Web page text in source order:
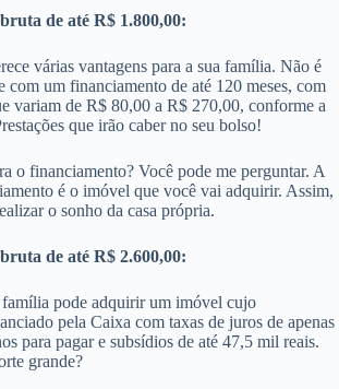
de até R$ 1.800,00:
várias vantagens para a sua família. Não é
com um financiamento de até 120 meses, com
variam de R$ 80,00 a R$ 270,00, conforme a
que irão caber no seu bolso!
o financiamento? Você pode me perguntar. A
é o imóvel que você vai adquirir. Assim,
o sonho da casa própria.
de até R$ 2.600,00:
pode adquirir um imóvel cujo
pela Caixa com taxas de juros de apenas
para pagar e subsídios de até 47,5 mil reais.
grande?